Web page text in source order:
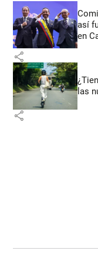
así
en
share
las
share